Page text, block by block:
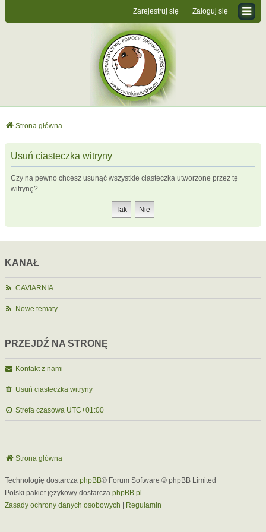
Zaloguj się
Zarejestruj się
Strona główna
Usuń ciasteczka witryny
Czy na pewno chcesz usunąć wszystkie ciasteczka utworzone przez tę
witrynę?
KANAŁ
CAVIARNIA
Nowe tematy
PRZEJDŹ NA STRONĘ
Kontakt z nami
Usuń ciasteczka witryny
Strefa czasowa UTC+01:00
Strona główna
Technologię dostarcza phpBB® Forum Software © phpBB Limited
Polski pakiet językowy dostarcza phpBB.pl
Zasady ochrony danych osobowych
Regulamin